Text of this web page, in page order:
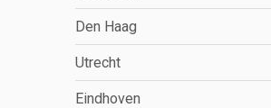
Den Haag
Utrecht
Eindhoven